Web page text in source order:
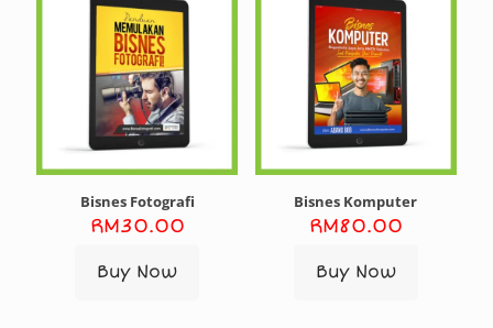
Bisnes Fotografi
RM30.00
Buy Now
Bisnes Komputer
RM80.00
Buy Now